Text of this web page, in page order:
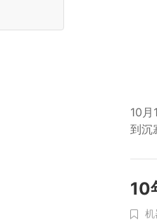
10
到沉
10
机